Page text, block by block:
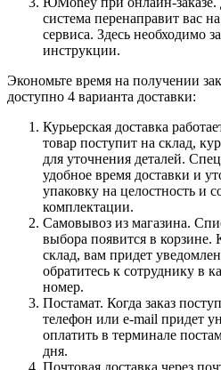
система перенаправит вас
сервиса. Здесь необходимо
инструкции.
Экономьте время на получении
доступно 4 варианта доставки:
Курьерская доставка
товар поступит на склад,
для уточнения деталей.
удобное время доставки и
упаковку на целостность и
комплектации.
Самовывоз из магазина.
выбора появится в корзине.
склад, вам придет
обратитесь к сотруднику в
номер.
Постамат. Когда заказ
телефон или e-mail придет
оплатить в терминале
дня.
Почтовая доставка через